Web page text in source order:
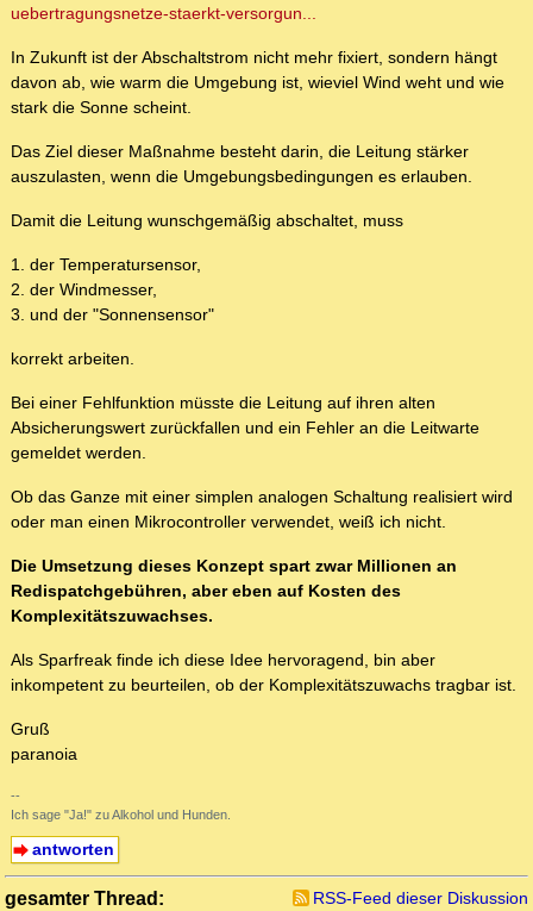
uebertragungsnetze-staerkt-versorgun...
In Zukunft ist der Abschaltstrom nicht mehr fixiert, sondern hängt
davon ab, wie warm die Umgebung ist, wieviel Wind weht und wie
stark die Sonne scheint.
Das Ziel dieser Maßnahme besteht darin, die Leitung stärker
auszulasten, wenn die Umgebungsbedingungen es erlauben.
Damit die Leitung wunschgemäßig abschaltet, muss
1. der Temperatursensor,
2. der Windmesser,
3. und der "Sonnensensor"
korrekt arbeiten.
Bei einer Fehlfunktion müsste die Leitung auf ihren alten
Absicherungswert zurückfallen und ein Fehler an die Leitwarte
gemeldet werden.
Ob das Ganze mit einer simplen analogen Schaltung realisiert wird
oder man einen Mikrocontroller verwendet, weiß ich nicht.
Die Umsetzung dieses Konzept spart zwar Millionen an
Redispatchgebühren, aber eben auf Kosten des
Komplexitätszuwachses.
Als Sparfreak finde ich diese Idee hervoragend, bin aber
inkompetent zu beurteilen, ob der Komplexitätszuwachs tragbar ist.
Gruß
paranoia
--
Ich sage "Ja!" zu Alkohol und Hunden.
antworten
gesamter Thread:
RSS-Feed dieser Diskussion